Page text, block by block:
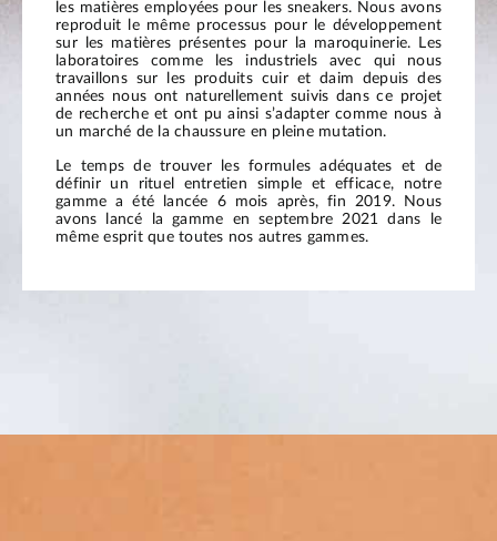
les matières employées pour les sneakers. Nous avons
reproduit le même processus pour le développement
sur les matières présentes pour la maroquinerie. Les
laboratoires comme les industriels avec qui nous
travaillons sur les produits cuir et daim depuis des
années nous ont naturellement suivis dans ce projet
de recherche et ont pu ainsi s’adapter comme nous à
un marché de la chaussure en pleine mutation.
Le temps de trouver les formules adéquates et de
définir un rituel entretien simple et efficace, notre
gamme a été lancée 6 mois après, fin 2019. Nous
avons lancé la gamme en septembre 2021 dans le
même esprit que toutes nos autres gammes.